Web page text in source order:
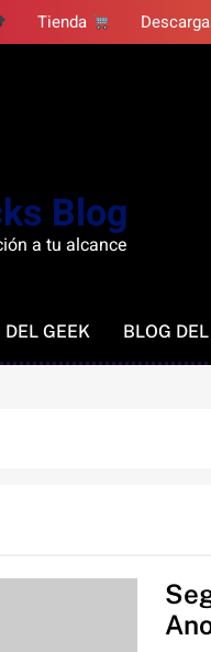
Tienda
Blog
a tu alcance
DEL GEEK BLOG